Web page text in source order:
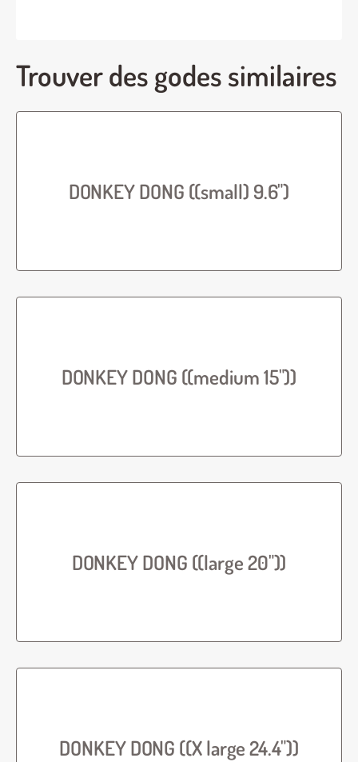
Trouver des godes similaires
DONKEY DONG ((small) 9.6")
DONKEY DONG ((medium 15"))
DONKEY DONG ((large 20"))
DONKEY DONG ((X large 24.4"))